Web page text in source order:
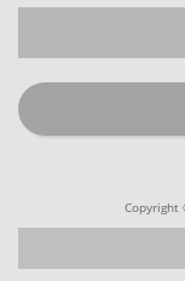
Copyright